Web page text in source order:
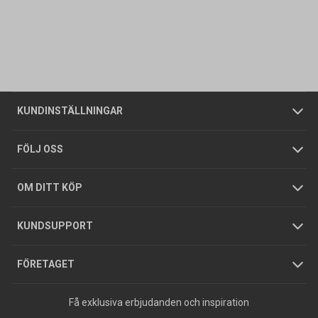
KUNDINSTÄLLNINGAR
Företagskund / Privatkund
FÖLJ OSS
OM DITT KÖP
Allmänna försäljningsvillkor
Integritetspolicy
GDPR
KUNDSUPPORT
Butiker
Foldrar och kataloger
Köpguider
Varumärken
FÖRETAGET
Om oss
Tjänster
Hållbarhet
Jobba hos oss
Press
Få exklusiva erbjudanden och inspiration